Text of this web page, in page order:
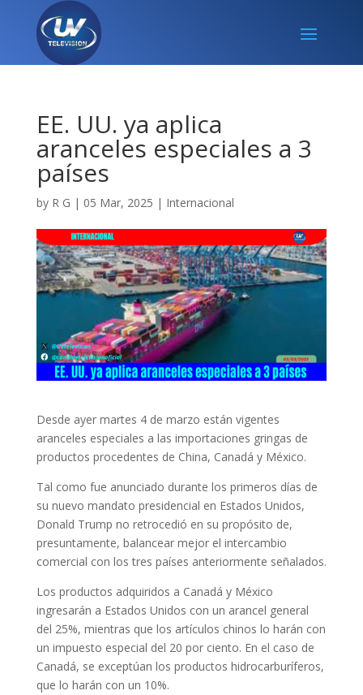
EE. UU. ya aplica
aranceles especiales a 3
países
by R G | 05 Mar, 2025 | Internacional
Desde ayer martes 4 de marzo están vigentes
aranceles especiales a las importaciones gringas de
productos procedentes de China, Canadá y México.
Tal como fue anunciado durante los primeros días de
su nuevo mandato presidencial en Estados Unidos,
Donald Trump no retrocedió en su propósito de,
presuntamente, balancear mejor el intercambio
comercial con los tres países anteriormente señalados.
Los productos adquiridos a Canadá y México
ingresarán a Estados Unidos con un arancel general
del 25%, mientras que los artículos chinos lo harán con
un impuesto especial del 20 por ciento. En el caso de
Canadá, se exceptúan los productos hidrocarburíferos,
que lo harán con un 10%.